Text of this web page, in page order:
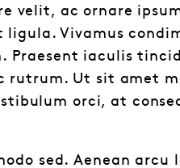
velit, ac ornare
Vivamus
Praesent iaculis
rutrum. Ut sit amet
orci, at
sed. Aenean arcu